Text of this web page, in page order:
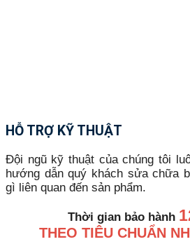
HỖ TRỢ KỸ THUẬT
Đội ngũ kỹ thuật của chúng tôi
hướng dẫn quý khách sửa chữa
gì liên quan đến sản phẩm.
Thời gian bảo hành
THEO TIÊU CHUẨN